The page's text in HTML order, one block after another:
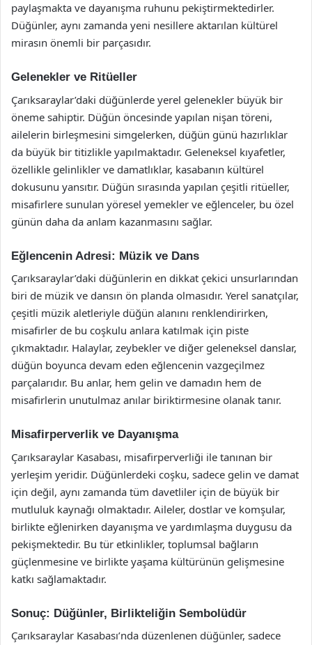
paylaşmakta ve dayanışma ruhunu pekiştirmektedirler.
Düğünler, aynı zamanda yeni nesillere aktarılan kültürel
mirasın önemli bir parçasıdır.
Gelenekler ve Ritüeller
Çarıksaraylar’daki düğünlerde yerel gelenekler büyük bir
öneme sahiptir. Düğün öncesinde yapılan nişan töreni,
ailelerin birleşmesini simgelerken, düğün günü hazırlıklar
da büyük bir titizlikle yapılmaktadır. Geleneksel kıyafetler,
özellikle gelinlikler ve damatlıklar, kasabanın kültürel
dokusunu yansıtır. Düğün sırasında yapılan çeşitli ritüeller,
misafirlere sunulan yöresel yemekler ve eğlenceler, bu özel
günün daha da anlam kazanmasını sağlar.
Eğlencenin Adresi: Müzik ve Dans
Çarıksaraylar’daki düğünlerin en dikkat çekici unsurlarından
biri de müzik ve dansın ön planda olmasıdır. Yerel sanatçılar,
çeşitli müzik aletleriyle düğün alanını renklendirirken,
misafirler de bu coşkulu anlara katılmak için piste
çıkmaktadır. Halaylar, zeybekler ve diğer geleneksel danslar,
düğün boyunca devam eden eğlencenin vazgeçilmez
parçalarıdır. Bu anlar, hem gelin ve damadın hem de
misafirlerin unutulmaz anılar biriktirmesine olanak tanır.
Misafirperverlik ve Dayanışma
Çarıksaraylar Kasabası, misafirperverliği ile tanınan bir
yerleşim yeridir. Düğünlerdeki coşku, sadece gelin ve damat
için değil, aynı zamanda tüm davetliler için de büyük bir
mutluluk kaynağı olmaktadır. Aileler, dostlar ve komşular,
birlikte eğlenirken dayanışma ve yardımlaşma duygusu da
pekişmektedir. Bu tür etkinlikler, toplumsal bağların
güçlenmesine ve birlikte yaşama kültürünün gelişmesine
katkı sağlamaktadır.
Sonuç: Düğünler, Birlikteliğin Sembolüdür
Çarıksaraylar Kasabası’nda düzenlenen düğünler, sadece